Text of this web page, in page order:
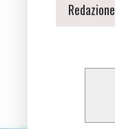
Redazione